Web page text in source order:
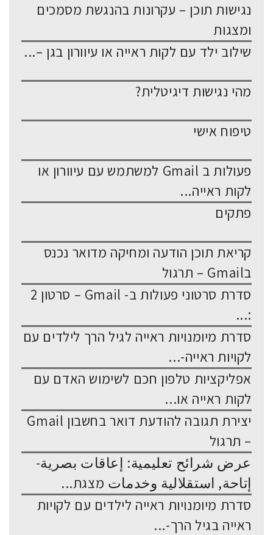
נגישות תוכן – עקרונות בהנגשת מסמכים
ומצגות
שילוב ילד עם לקות ראייה או עיוורון בגן –...
מהי נגישות דיגיטלית?
טיפוח אישי
פעולות ב Gmail למשתמש עם עיוורון או
לקות ראייה...
פתקים
קריאת תוכן הודעה ומחיקה מדואר נכנס
בGmail – תרגול
סדרת סרטוני פעולות ב- Gmail – סרטון 2
:...
סדרת מיומנויות ראייה לגיל הרך לילדים עם
לקויות ראייה-...
אפליקציות טלפון חכם לשימוש האדם עם
לקות ראייה או...
יצירת תגובה להודעת דואר בחשבון Gmail
– תרגול
عرض شرائح تعليمية: إعاقات بصرية-
إتاحة, استقلالية وخدمات מצגת...
סדרת מיומנויות ראייה לילדים עם לקויות
ראייה בגיל הרך-...